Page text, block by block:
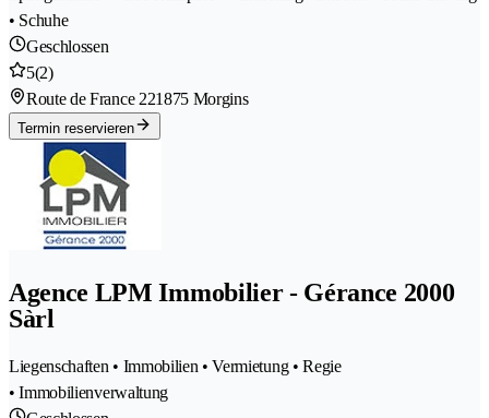
• Schuhe
Geschlossen
5(2)
Route de France 221875 Morgins
Termin reservieren
Agence LPM Immobilier - Gérance 2000
Sàrl
Liegenschaften • Immobilien • Vermietung • Regie
• Immobilienverwaltung